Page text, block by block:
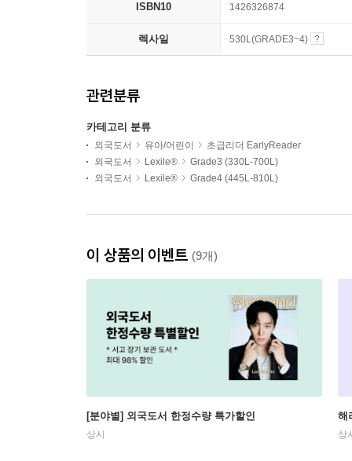
ISBN10 1426326874
렉사일 530L(GRADE3~4)
관련분류
카테고리 분류
외국도서 유아/어린이
초급리더 EarlyReader
외국도서
Lexile®
Grade3 (330L-700L)
외국도서
Lexile® Grade4 (445L-810L)
이 상품의 이벤트 (9개)
[분야별] 외국도서 한정수량 특가할인
상시
해
상